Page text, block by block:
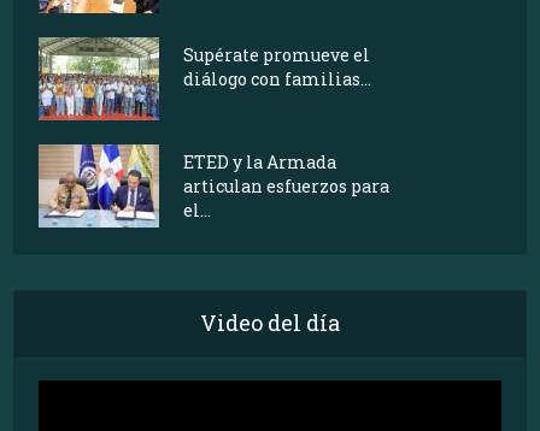
Supérate promueve el
diálogo con familias...
ETED y la Armada
articulan esfuerzos para
el...
Video del día